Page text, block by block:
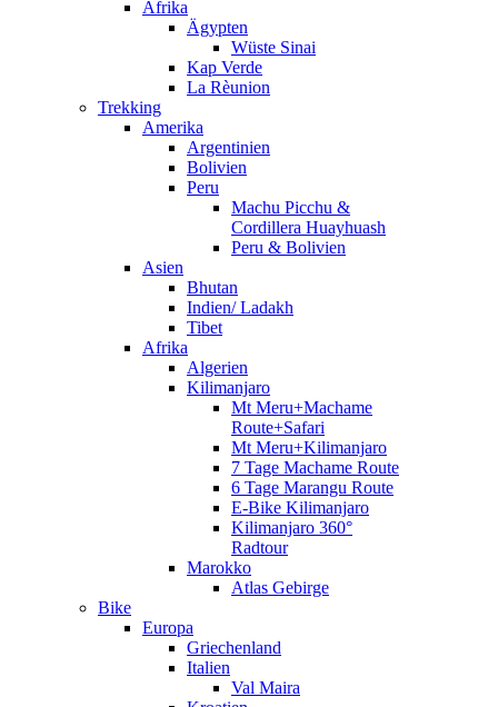
Afrika
Ägypten
Wüste Sinai
Kap Verde
La Rèunion
Trekking
Amerika
Argentinien
Bolivien
Peru
Machu Picchu &
Cordillera Huayhuash
Peru & Bolivien
Asien
Bhutan
Indien/ Ladakh
Tibet
Afrika
Algerien
Kilimanjaro
Mt Meru+Machame
Route+Safari
Mt Meru+Kilimanjaro
7 Tage Machame Route
6 Tage Marangu Route
E-Bike Kilimanjaro
Kilimanjaro 360°
Radtour
Marokko
Atlas Gebirge
Bike
Europa
Griechenland
Italien
Val Maira